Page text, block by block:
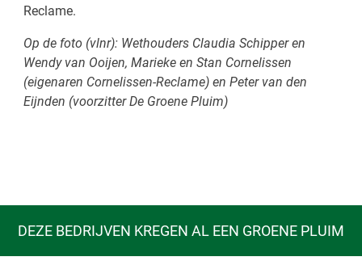
Reclame.
Op de foto (vlnr): Wethouders Claudia Schipper en
Wendy van Ooijen, Marieke en Stan Cornelissen
(eigenaren Cornelissen-Reclame) en Peter van den
Eijnden (voorzitter De Groene Pluim)
DEZE BEDRIJVEN KREGEN AL EEN GROENE PLUIM